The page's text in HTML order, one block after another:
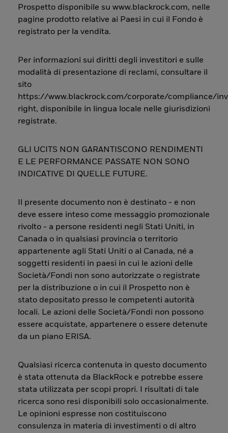
Prospetto disponibile su www.blackrock.com, nelle
pagine prodotto relative ai Paesi in cui il Fondo è
registrato per la vendita.
Per informazioni sui diritti degli investitori e sulle
modalità di presentazione di reclami, consultare il
sito
https://www.blackrock.com/corporate/compliance/
right, disponibile in lingua locale nelle giurisdizioni
registrate.
GLI UCITS NON GARANTISCONO RENDIMENTI
E LE PERFORMANCE PASSATE NON SONO
INDICATIVE DI QUELLE FUTURE.
Il presente documento non è destinato - e non
deve essere inteso come messaggio promozionale
rivolto - a persone residenti negli Stati Uniti, in
Canada o in qualsiasi provincia o territorio
appartenente agli Stati Uniti o al Canada, né a
soggetti residenti in paesi in cui le azioni delle
Società/Fondi non sono autorizzate o registrate
per la distribuzione o in cui il Prospetto non è
stato depositato presso le competenti autorità
locali. Le azioni delle Società/Fondi non possono
essere acquistate, appartenere o essere detenute
da un piano ERISA.
Qualsiasi ricerca contenuta in questo documento
è stata ottenuta da BlackRock e potrebbe essere
stata utilizzata per scopi propri. I risultati di tale
ricerca sono resi disponibili solo occasionalmente.
Le opinioni espresse non costituiscono
consulenza in materia di investimenti o di altro